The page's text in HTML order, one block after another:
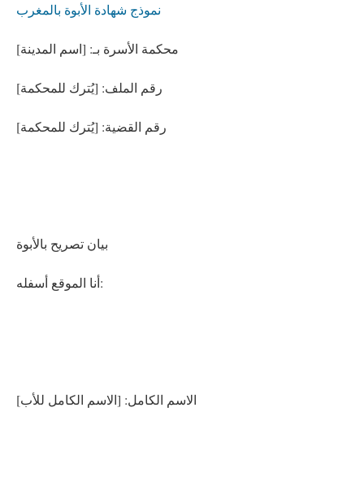
نموذج شهادة الأبوة بالمغرب
محكمة الأسرة بـ: [اسم المدينة]
رقم الملف: [يُترك للمحكمة]
رقم القضية: [يُترك للمحكمة]
بيان تصريح بالأبوة
أنا الموقع أسفله:
الاسم الكامل: [الاسم الكامل للأب]